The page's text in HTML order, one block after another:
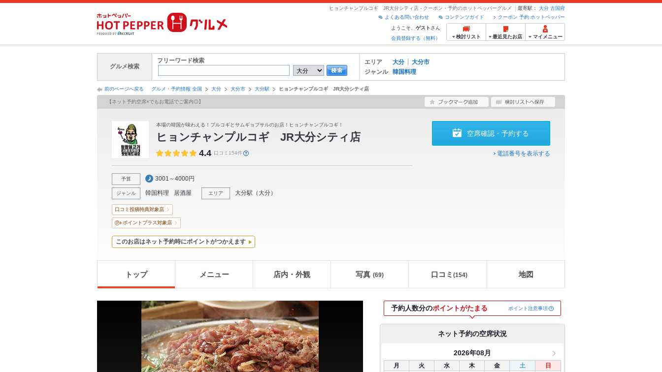
ヒョンチャンプルコギ JR大分シティ店 - クーポン・予約のホットペッパーグルメ 最寄駅： 大分 古国府
クーポン 予約 ホットペッパー
コンテンツガイド
よくある問い合わせ
ようこそ、 ゲスト さん
会員登録する（無料）
検討リスト 最近見たお店 マイメニュー
グルメ検索
フリーワード検索 エリア 大分
大分市
ジャンル
韓国料理
前のページへ戻る グルメ・予約情報 全国 大分 大分市 大分駅 ヒョンチャンプルコギ JR大分シティ店
【ネット予約空席×でもお電話でご案内◎】
本場の韓国が味わえる！プルコギとサムギョプサルのお店！ヒョンチャンプルコギ！
ヒョンチャンプルコギ JR大分シティ店
4.4 口コミ154件
予算 3001～4000円
ジャンル 韓国料理 居酒屋 エリア 大分駅 （ 大分）
空席確認・予約する
電話番号を表示する
口コミ投稿特典対象店
ポイントプラス対象店
このお店はネット予約時にポイントがつかえます
トップ メニュー 店内・外観 写真 (69) 口コミ (154) 地図
予約人数分のポイントがたまる ポイント注意事項
ネット予約の空席状況
2026年08月
月 火 水 木 金 土 日